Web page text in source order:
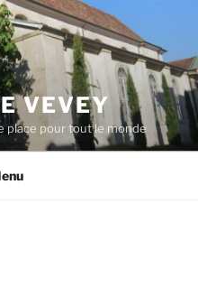
VEVEY
place pour tout le monde